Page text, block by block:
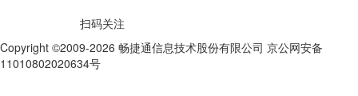
扫码关注
Copyright ©2009-2026 畅捷通信息技术股份有限公司 京公网安备
11010802020634号